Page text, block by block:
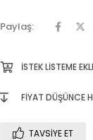
Paylaş:
İSTEK LISTEME
FIYAT DÜŞÜNCE
TAVSIYE ET